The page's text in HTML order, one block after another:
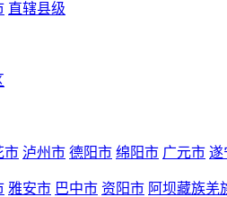
直辖县级
市 泸州市 德阳市 绵阳市 广元市 遂
雅安市 巴中市 资阳市 阿坝藏族羌